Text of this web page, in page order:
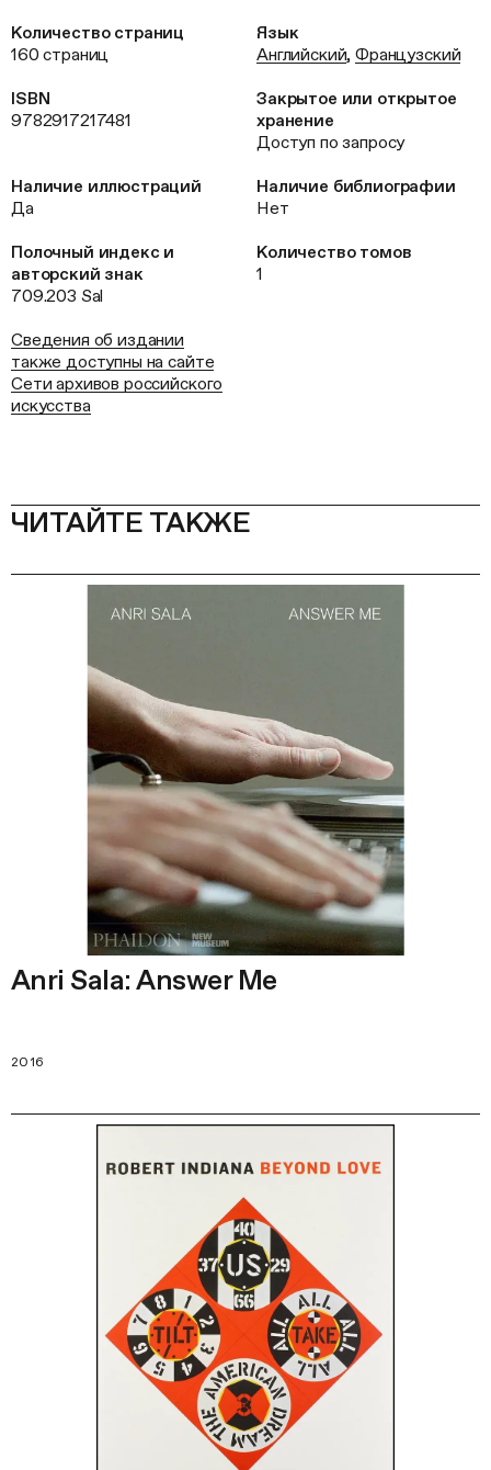
Количество страниц
160 страниц
Язык
Английский,Французский
ISBN
9782917217481
Закрытое или открытое
хранение
Доступ по запросу
Наличие иллюстраций
Да
Наличие библиографии
Нет
Полочный индекс и
авторский знак
709.203 Sal
Количество томов
1
Сведения об издании
также доступны на сайте
Сети архивов российского
искусства
ЧИТАЙТЕ ТАКЖЕ
Anri Sala: Answer Me
2016